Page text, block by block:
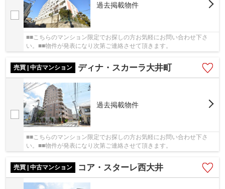
過去掲載物件
■■こちらのマンション限定でお探しの方お気軽にお問い合わせ下さ
い。■■物件が発表になり次第ご連絡させて頂きます。
売買 | 中古マンション ディナ・スカーラ大井町
過去掲載物件
■■こちらのマンション限定でお探しの方お気軽にお問い合わせ下さ
い。■■物件が発表になり次第ご連絡させて頂きます。
売買 | 中古マンション コア・スターレ西大井